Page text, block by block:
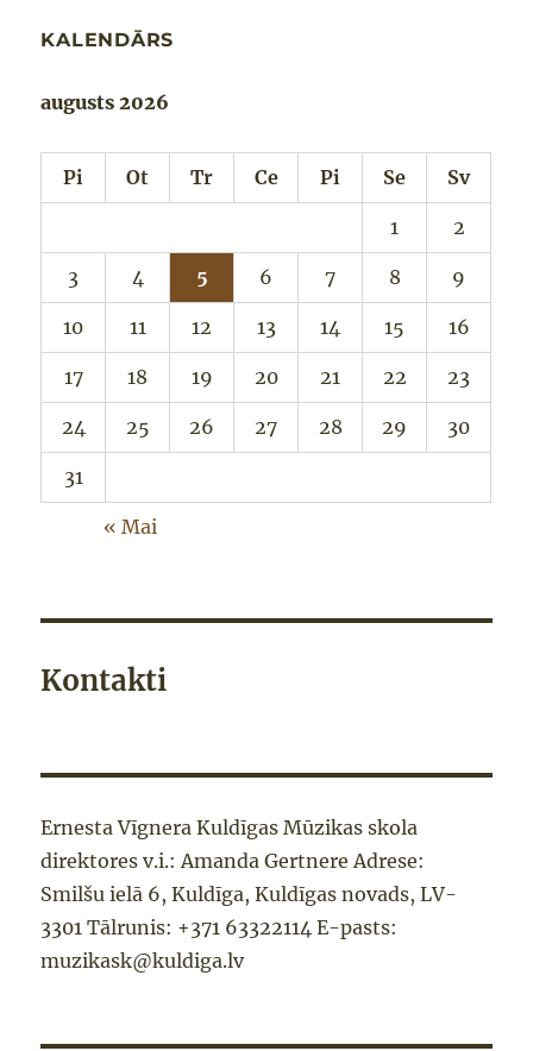
KALENDĀRS
augusts 2026
Pi Ot Tr Ce Pi Se Sv
1 2
3 4 5 6 7 8 9
10 11 12 13 14 15 16
17 18 19 20 21 22 23
24 25 26 27 28 29 30
31
« Mai
Kontakti
Ernesta Vīgnera Kuldīgas Mūzikas skola
direktores v.i.: Amanda Gertnere Adrese:
Smilšu ielā 6, Kuldīga, Kuldīgas novads, LV-
3301 Tālrunis: +371 63322114 E-pasts:
muzikask@kuldiga.lv